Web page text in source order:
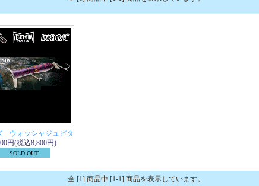
ウォッシャジュピタ
円(税込8,800円)
SOLD OUT
全 [1] 商品中 [1-1] 商品を表示しています。